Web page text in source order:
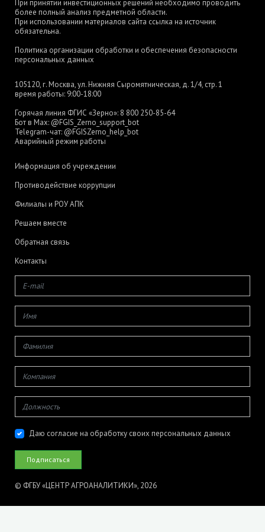
При принятии инвестиционных решений необходимо проводить
более полный анализ предметной области.
При использовании материалов сайта ссылка на источник
обязательна.
Политика организации обработки и обеспечения безопасности
персональных данных
105120, г. Москва, ул. Нижняя Сыромятническая, д. 1/4, стр. 1
время работы: 9:00-18:00
Горячая линия ФГИС «Зерно»: 8 800 250-85-64
Бот в Max: @FGIS_Zerno_support_bot
Telegram-чат: @FGISZerno_help_bot
Аварийный режим работы
Информация об учреждении
Противодействие коррупции
Филиалы и РОУ АПК
Решаем вместе
Обратная связь
Контакты
Даю согласие на обработку своих персональных данных
© ФГБУ «ЦЕНТР АГРОАНАЛИТИКИ», 2026